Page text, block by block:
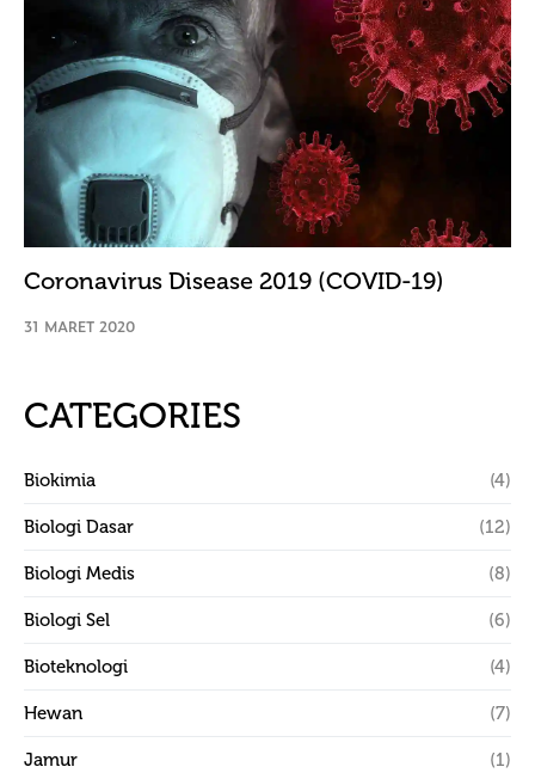
Coronavirus Disease 2019 (COVID-19)
31 MARET 2020
CATEGORIES
Biokimia (4)
Biologi Dasar (12)
Biologi Medis (8)
Biologi Sel (6)
Bioteknologi (4)
Hewan (7)
Jamur (1)